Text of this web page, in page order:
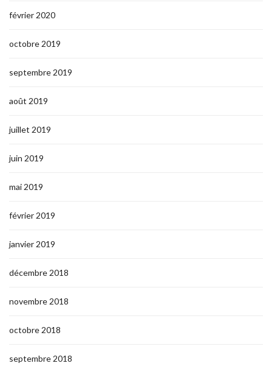
février 2020
octobre 2019
septembre 2019
août 2019
juillet 2019
juin 2019
mai 2019
février 2019
janvier 2019
décembre 2018
novembre 2018
octobre 2018
septembre 2018